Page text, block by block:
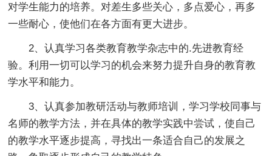
对学生能力的培养。对差生多些关心，多点爱心，再多
一些耐心，使他们在各方面有更大进步。
2、认真学习各类教育教学杂志中的.先进教育经
验。利用一切可以学习的机会来努力提升自身的教育教
学水平和能力。
3、认真参加教研活动与教师培训，学习学校同事与
名师的教学方法，并在具体的教学实践中尝试，使自己
的教学水平逐步提高，寻找出一条适合自己的发展之